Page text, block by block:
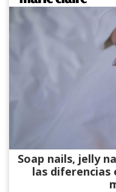
Soap nails, jelly
las diferencias